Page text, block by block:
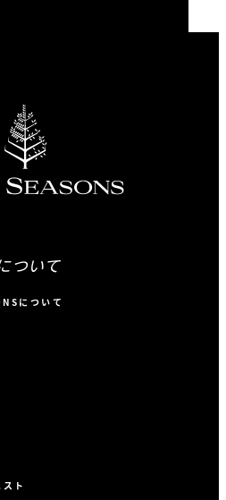
ついて
について
ト